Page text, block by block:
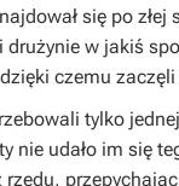
się po złej
w jakiś
czemu
tylko
nie udało im się
rzędu,